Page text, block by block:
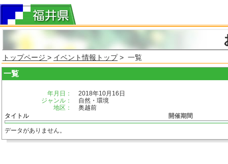
トップページ > イベント情報トップ> 一覧
一覧
年月日：
2018年10月16日
ジャンル：
自然・環境
地区：
奥越前
タイトル
開催期間
データがありません。